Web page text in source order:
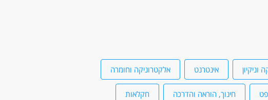
וניקיון אינטרנט אלקטרוניקה וחומרה
חינוך, הוראה והדרכה חקלאות